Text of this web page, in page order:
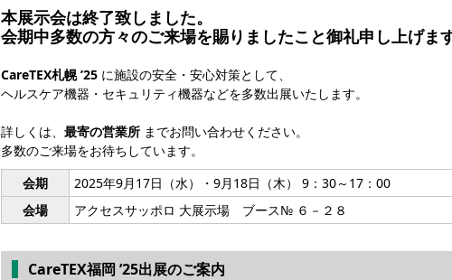
本展示会は終了致しました。
会期中多数の方々のご来場を賜りましたこと御礼申し上げます
CareTEX札幌 ’25 に施設の安全・安心対策として、
ヘルスケア機器・セキュリティ機器などを多数出展いたします。
詳しくは、 最寄の営業所 までお問い合わせください。
多数のご来場をお待ちしています。
会期
2025年9月17日（水）・9月18日（木） 9：30～17：00
会場
アクセスサッポロ 大展示場 ブース№ ６－２８
CareTEX福岡 ’25出展のご案内